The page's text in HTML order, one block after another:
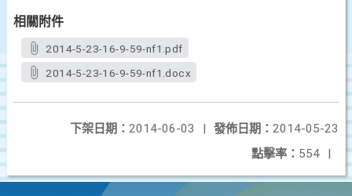
相關附件
2014-5-23-16-9-59-nf1.pdf
2014-5-23-16-9-59-nf1.docx
發佈日期： 2014-05-23
下架日期： 2014-06-03
|
點擊率： 554 |